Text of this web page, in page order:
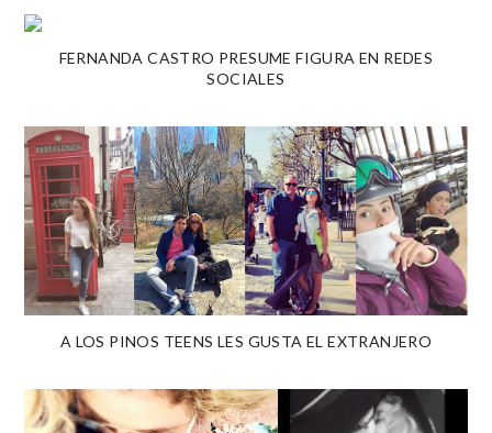
FERNANDA CASTRO PRESUME FIGURA EN REDES
SOCIALES
A LOS PINOS TEENS LES GUSTA EL EXTRANJERO